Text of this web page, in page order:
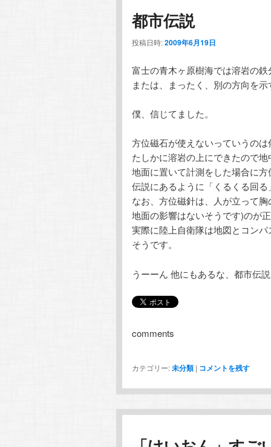
都市伝説
投稿日時:2009年6月19日
富士の青木ヶ原樹海では溶岩の
または、まったく、別の方向を
僕、信じてました。
方位磁石が使えないっていうのは
たしかに溶岩の上にできたので地
地面に置いて計測をした場合に方
伝説にあるように「くるくる回る
なお、方位磁針は、人が立って
地面の影響はないそうです)のが正
実際に陸上自衛隊は地図とコン
そうです。
うーーん 他にもあるな、都市伝説
comments
カテゴリー:未分類 | コメントを残す